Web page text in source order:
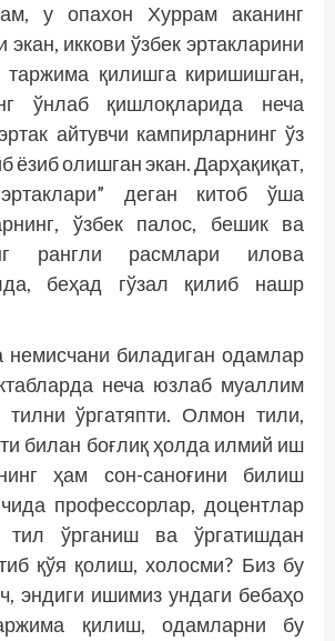
у опахон Хуррам аканинг
экан, иккови ўзбек эртакларини
таржима қилишга киришишган,
ўнлаб қишлоқларида неча
айтувчи кампирларнинг ўз
ёзиб олишган экан. Дарҳақиқат,
деган китоб ўша
ўзбек палос, бешик ва
рангли расмлари илова
беҳад гўзал қилиб нашр
немисчани биладиган одамлар
неча юзлаб муаллим
тилни ўргатяпти. Олмон тили,
билан боғлиқ ҳолда илмий иш
ҳам сон-саноғини билиш
профессорлар, доцентлар
ўрганиш ва ўргатишдан
қўя қолиш, холосми? Биз бу
эндиги ишимиз ундаги бебаҳо
қилиш, одамларни бу